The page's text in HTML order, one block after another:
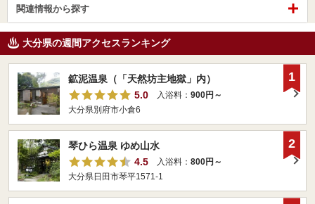
関連情報から探す
大分県の週間アクセスランキング
鉱泥温泉（「天然坊主地獄」内）
5.0
入浴料： 900円～
大分県別府市小倉6
1
琴ひら温泉 ゆめ山水
4.5
入浴料： 800円～
大分県日田市琴平1571-1
2